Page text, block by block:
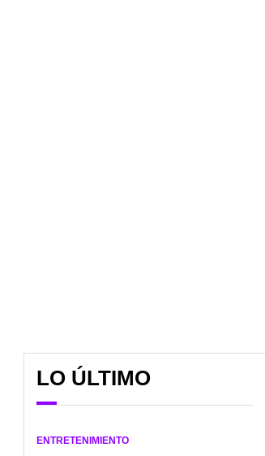
LO ÚLTIMO
ENTRETENIMIENTO